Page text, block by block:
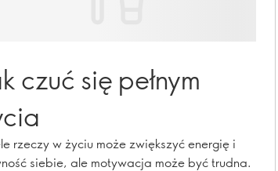
czuć się pełnym
rzeczy w życiu może zwiększyć energię i
siebie, ale motywacja może być trudna.